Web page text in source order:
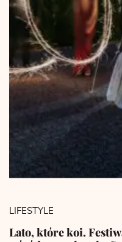
LIFESTYLE
Lato, które koi.